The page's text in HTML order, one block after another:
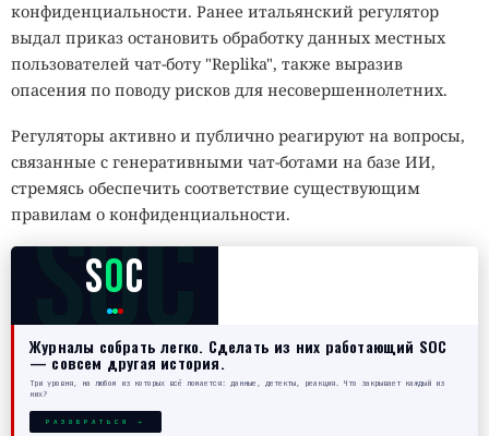
конфиденциальности. Ранее итальянский регулятор
выдал приказ остановить обработку данных местных
пользователей чат-боту "Replika", также выразив
опасения по поводу рисков для несовершеннолетних.
Регуляторы активно и публично реагируют на вопросы,
связанные с генеративными чат-ботами на базе ИИ,
стремясь обеспечить соответствие существующим
правилам о конфиденциальности.
SOC
SOC
Журналы собрать легко. Сделать из них работающий SOC
— совсем другая история.
Три уровня, на любом из которых всё ломается: данные, детекты, реакция. Что закрывает каждый из
них?
РАЗОБРАТЬСЯ →